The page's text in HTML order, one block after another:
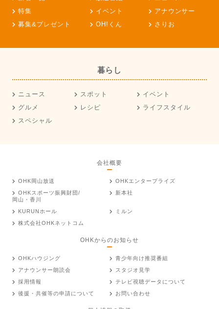
特集
イベント
アナウンサー
募集&プレゼント
OH!くん さりお
暮らし
ニュース スポット
イベント
グルメ
レシピ
ライフスタイル
スペシャル
会社概要
OHK岡山放送
OHKエンタープライズ
OHKスポーツ振興財団/
岡山・香川
新本社
KURUNホール
ミルン
株式会社OHKネットコム
OHKからのお知らせ
OHKハウジング
青少年向け推奨番組
アナウンサー朗読会
スタジオ見学
採用情報
テレビ視聴データについて
後援・共催等の申請について
お問い合わせ